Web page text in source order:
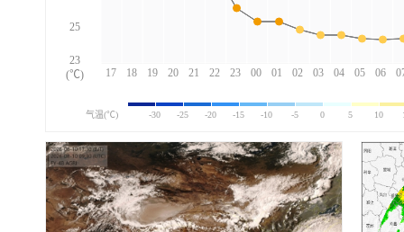
17 18 19 20 21 22 23 00 01 02 03 04 05 06
25
23
(℃)
气温(℃) -30 -25 -20 -15 -10 -5 0 5 10